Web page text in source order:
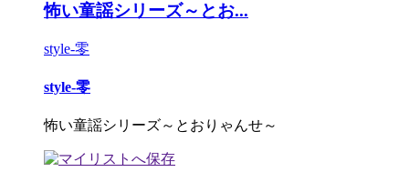
怖い童謡シリーズ～とお...
style-零
style-零
怖い童謡シリーズ～とおりゃんせ～